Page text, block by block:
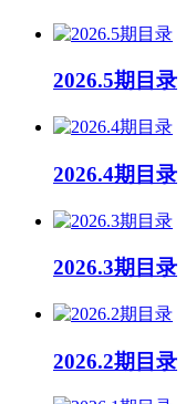
2026.5期目录
2026.4期目录
2026.3期目录
2026.2期目录